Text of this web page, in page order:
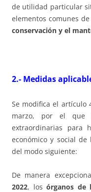
de utilidad particular
elementos comunes
conservación y el
2.- Medidas
Se modifica el artículo
marzo, por el que
extraordinarias para
económico y social de
del modo siguiente:
De manera
2022, los órganos de